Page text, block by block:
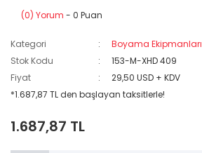
(0) Yorum - 0 Puan
Kategori
Boyama Ekipmanları
Stok Kodu
153-M-XHD 409
Fiyat
29,50 USD + KDV
*1.687,87 TL den başlayan taksitlerle!
1.687,87 TL